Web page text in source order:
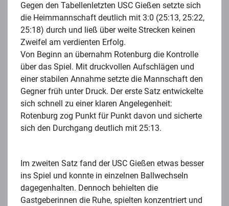
Gegen den Tabellenletzten USC Gießen setzte sich
die Heimmannschaft deutlich mit 3:0 (25:13, 25:22,
25:18) durch und ließ über weite Strecken keinen
Zweifel am verdienten Erfolg.
Von Beginn an übernahm Rotenburg die Kontrolle
über das Spiel. Mit druckvollen Aufschlägen und
einer stabilen Annahme setzte die Mannschaft den
Gegner früh unter Druck. Der erste Satz entwickelte
sich schnell zu einer klaren Angelegenheit:
Rotenburg zog Punkt für Punkt davon und sicherte
sich den Durchgang deutlich mit 25:13.
Im zweiten Satz fand der USC Gießen etwas besser
ins Spiel und konnte in einzelnen Ballwechseln
dagegenhalten. Dennoch behielten die
Gastgeberinnen die Ruhe, spielten konzentriert und